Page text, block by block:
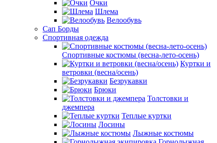
Очки
Шлема
Велообувь
Сап Борды
Спортивная одежда
Спортивные костюмы (весна-лето-осень)
Куртки и
ветровки (весна/осень)
Безрукавки
Брюки
Толстовки и
джемпера
Теплые куртки
Лосины
Лыжные костюмы